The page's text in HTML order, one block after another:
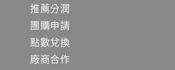
推薦分潤
團購申請
點數兌換
廠商合作